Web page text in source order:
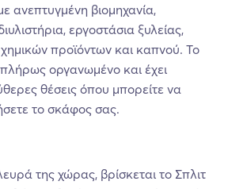
ανεπτυγμένη βιομηχανία,
εργοστάσια ξυλείας,
προϊόντων και καπνού. Το
πλήρως οργανωμένο και έχει
θέσεις όπου μπορείτε να
το σκάφος σας.
της χώρας, βρίσκεται το Σπλιτ